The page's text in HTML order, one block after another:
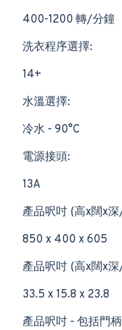
400-1200 轉/分鐘
洗衣程序選擇:
14+
水溫選擇:
冷水 - 90°C
電源接頭:
13A
產品呎吋 (高x闊x
850 x 400 x 605
產品呎吋 (高x闊x
33.5 x 15.8 x 23.8
產品呎吋 - 包括門